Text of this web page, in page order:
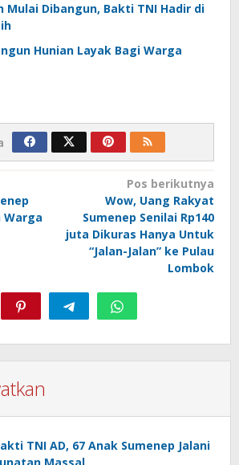
Mulai Dibangun, Bakti TNI Hadir di
Hunian Layak Bagi Warga
Warga
Pos berikutnya
Wow, Uang Rakyat
Sumenep Senilai Rp140
juta Dikuras Hanya Untuk
“Jalan-Jalan” ke Pulau
Lombok
TNI AD, 67 Anak Sumenep Jalani